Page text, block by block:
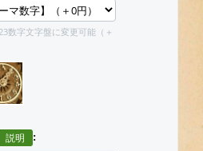
数字文字盤に変更可能（＋
: